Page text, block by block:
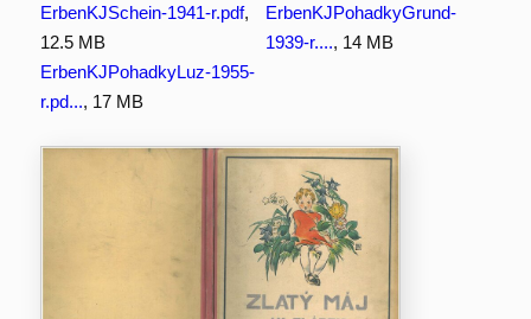
ErbenKJSchein-1941-r.pdf,
12.5 MB
ErbenKJPohadkyGrund-
1939-r...., 14 MB
ErbenKJPohadkyLuz-1955-
r.pd..., 17 MB